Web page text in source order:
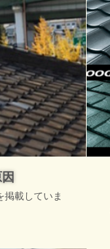
掲載していま